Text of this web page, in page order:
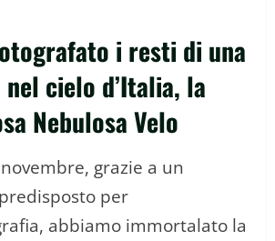
i resti di una
cielo d’Italia, la
Nebulosa Velo
grazie a un
per
abbiamo immortalato la